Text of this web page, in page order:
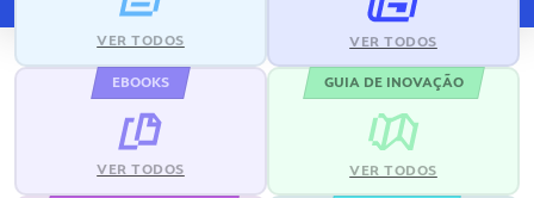
VER TODOS VER TODOS
EBOOKS
VER TODOS
GUIA DE INOVAÇÃO
VER TODOS